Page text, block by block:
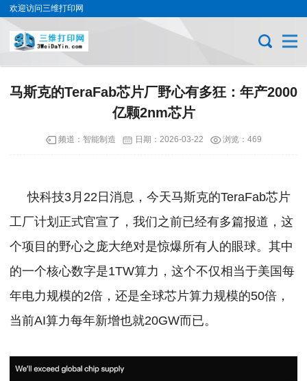
欢迎访问三维打印网
马斯克的TeraFab芯片厂野心有多狂：年产2000
亿颗2nm芯片
频道： 智能制造 日期： 2026-03-22 浏览：469
快科技3月22日消息，今天马斯克的TeraFab芯片
工厂计划正式官宣了，我们之前已经有多篇报道，这
个项目的野心之庞大绝对是惊爆所有人的眼球。 其中
的一个核心数字是1TW算力，这个不仅相当于美国每
年电力规模的2倍，还是全球芯片算力规模的50倍，
当前AI算力每年新增也就20GW而已。